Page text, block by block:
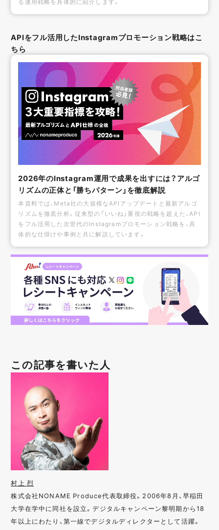
APIをフル活用したInstagramプロモーション戦略はこ
ちら
2026年のInstagram運用で成果を出すには？アルゴ
リズムの正体と「勝ちパターン」を徹底解説
本資料では、Meta社の大規模なAPIアップデートと最新アルゴ
リズムを徹底分析。従来型の「いいね」重視の戦略を超えた、API
をフル活用した次世代のInstagramプロモーション戦略を、具
体的な仕掛けや事例と共に解説しています。
この記事を書いた人
村上 烈
株式会社NONAME Produce代表取締役。2006年8月、早稲田
大学在学中に同社を設立。デジタルキャンペーン黎明期から18
年以上にわたり、第一線でデジタルディレクターとして活躍。